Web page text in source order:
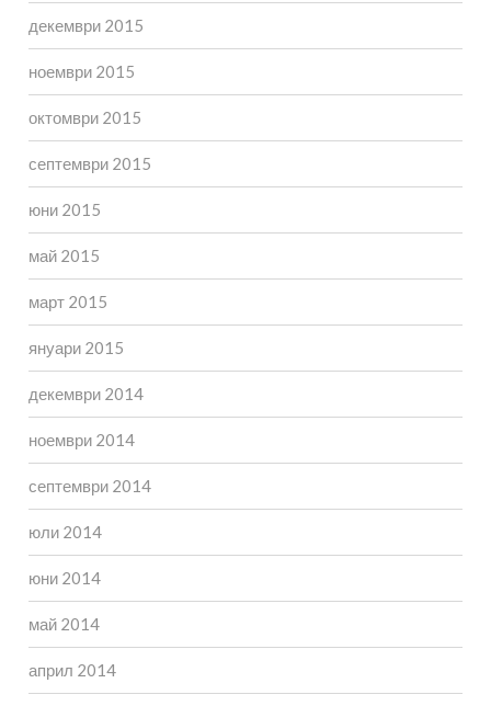
декември 2015
ноември 2015
октомври 2015
септември 2015
юни 2015
май 2015
март 2015
януари 2015
декември 2014
ноември 2014
септември 2014
юли 2014
юни 2014
май 2014
април 2014